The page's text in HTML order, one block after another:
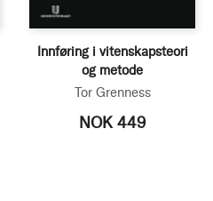
Innføring i vitenskapsteori
og metode
Tor Grenness
NOK 449